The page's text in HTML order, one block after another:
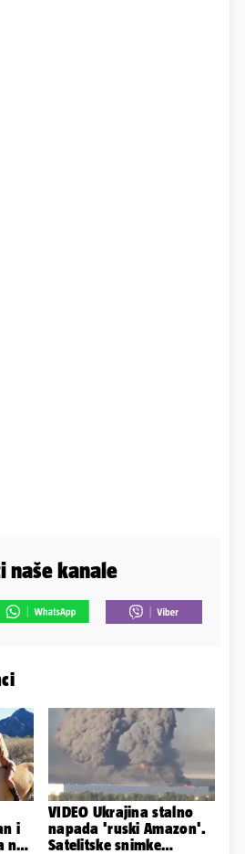
naše kanale
i
na
VIDEO Ukrajina stalno
napada 'ruski Amazon'.
Satelitske snimke